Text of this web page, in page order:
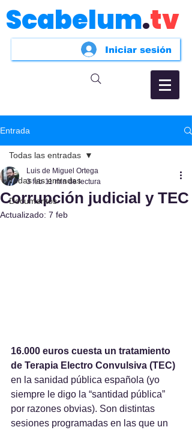
Scabelum.tv
Iniciar sesión
Entrada
Todas las entradas
Documentos
Todas las entradas
Corrupción judicial y TEC
Luis de Miguel Ortega
3 feb 11 min de lectura
Actualizado: 7 feb
16.000 euros cuesta un tratamiento
de Terapia Electro Convulsiva (TEC)
en la sanidad pública española (yo
siempre le digo la “santidad pública”
por razones obvias). Son distintas
sesiones programadas en las que un